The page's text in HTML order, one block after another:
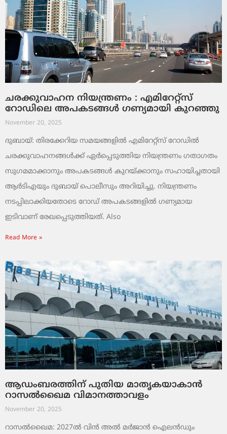
ചരക്കുവാഹന നിയന്ത്രണം : എമിറേറ്റ്സ്
റോഡിലെ അപകടങ്ങൾ ഗണ്യമായി കുറഞ്ഞു
November 20, 2025
ദുബായ്: തിരക്കേറിയ സമയങ്ങളിൽ എമിറേറ്റ്സ് റോഡിൽ
ചരക്കുവാഹനങ്ങൾക്ക് ഏർപ്പെടുത്തിയ നിയന്ത്രണം ഗതാഗതം
സുഗമമാക്കാനും അപകടങ്ങൾ കുറയ്ക്കാനും സഹായിച്ചതായി
ആർടിഎയും ദുബായ് പൊലീസും അറിയിച്ചു. നിയന്ത്രണം
നടപ്പിലാക്കിയതോടെ റോഡ് അപകടങ്ങളിൽ ഗണ്യമായ
ഇടിവാണ് രേഖപ്പെടുത്തിയത്. Also
Read More »
ആഡംബരത്തിന് പുതിയ മാതൃകയാകാൻ
റാസൽഖൈമ വിമാനത്താവളം
November 20, 2025
റാസൽഖൈമ: 2027ൽ വിൻ അൽ മർജാൻ ഐലൻഡും